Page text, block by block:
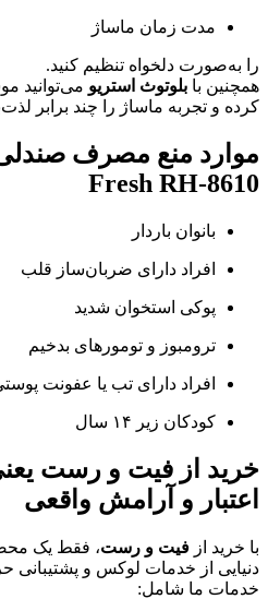
مدت زمان ماساژ
را به‌صورت دلخواه تنظیم کنید.
همچنین با بلوتوث استریو می‌توانید
کرده و تجربه ماساژ را چند برابر
Fresh RH-8610
بانوان باردار
افراد دارای ضربان‌ساز قلب
پوکی استخوان شدید
ترومبوز و تومورهای بدخیم
افراد دارای تب یا عفونت
کودکان زیر ۱۴ سال
خرید از فیت و رست
اعتبار و آرامش واقعی
با خرید از فیت و رست، فقط یک
دنیایی از خدمات لوکس و پشتیبانی
خدمات ما شامل: